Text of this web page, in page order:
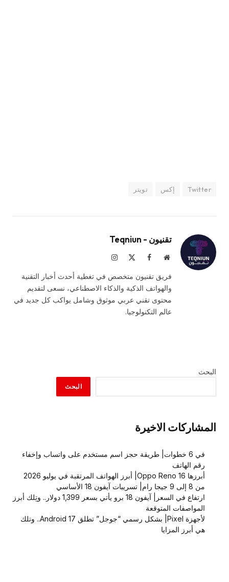
Twitter إكس تويتر
تقنيون - Teqniun
موقعفيسبوك الانستغرام
فريق تقنيون متخصص في تغطية أحدث أخبار التقنية
والهواتف الذكية والذكاء الاصطناعي، نسعى لتقديم
محتوى تقني عربي موثوق وشامل يواكب كل جديد في
عالم التكنولوجيا.
البحث
البحث
المشاركات الاخيرة
في 6 خطوات| طريقة حجز اسم مستخدم على واتساب وإخفاء
رقم الهاتف
أبرزها Oppo Reno 16| أبرز الهواتف المرتقبة في يوليو 2026
من 8 إلى 9 جيجا رام| تسريبات آيفون 18 الأساسي
ارتفاع في السعر| آيفون 18 برو يأتي بسعر 1,399 دولار.. وتِلك أبرز
المواصفات المتوقعة
لأجهزة Pixel| بشكل رسمي “جوجل” تطلق Android 17.. وتلك
هي أبرز المزايا